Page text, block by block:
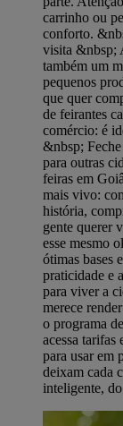
carrinho ou
conforto.
visita &nbsp;
também um
pequenos
que quer
de feirantes
comércio: é
&nbsp;
para outras
feiras em
mais vivo:
história,
gente querer
esse mesmo
ótimas bases
praticidade e
para viver a
merece
o programa
acessa tarifas
para usar em
deixam cada
inteligente,